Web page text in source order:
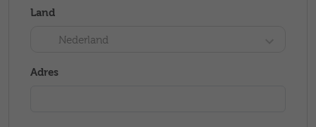
Land
Nederland
Adres